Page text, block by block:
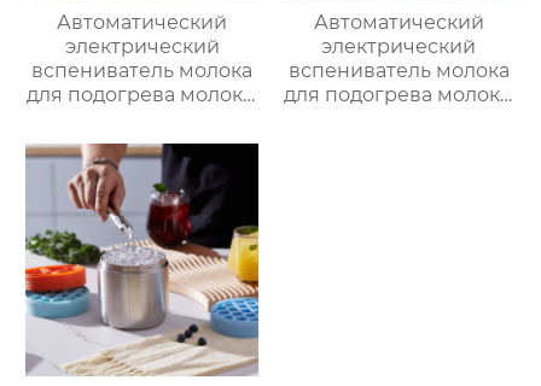
Автоматический
электрический
вспениватель молока
для подогрева молока,
корпус из матовой
нержавеющей стали,
домашний
пароварочный
аппарат для молока
Автоматический
электрический
вспениватель молока
для подогрева молока,